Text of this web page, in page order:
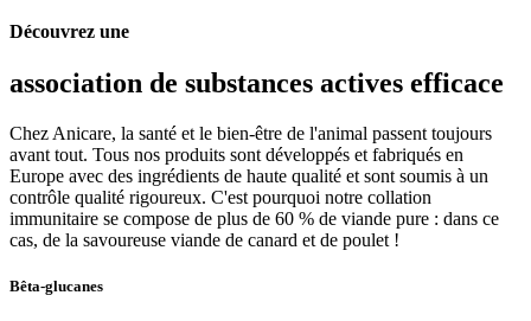
Découvrez une
association de substances actives efficace
Chez Anicare, la santé et le bien-être de l'animal passent toujours
avant tout. Tous nos produits sont développés et fabriqués en
Europe avec des ingrédients de haute qualité et sont soumis à un
contrôle qualité rigoureux. C'est pourquoi notre collation
immunitaire se compose de plus de 60 % de viande pure : dans ce
cas, de la savoureuse viande de canard et de poulet !
Bêta-glucanes